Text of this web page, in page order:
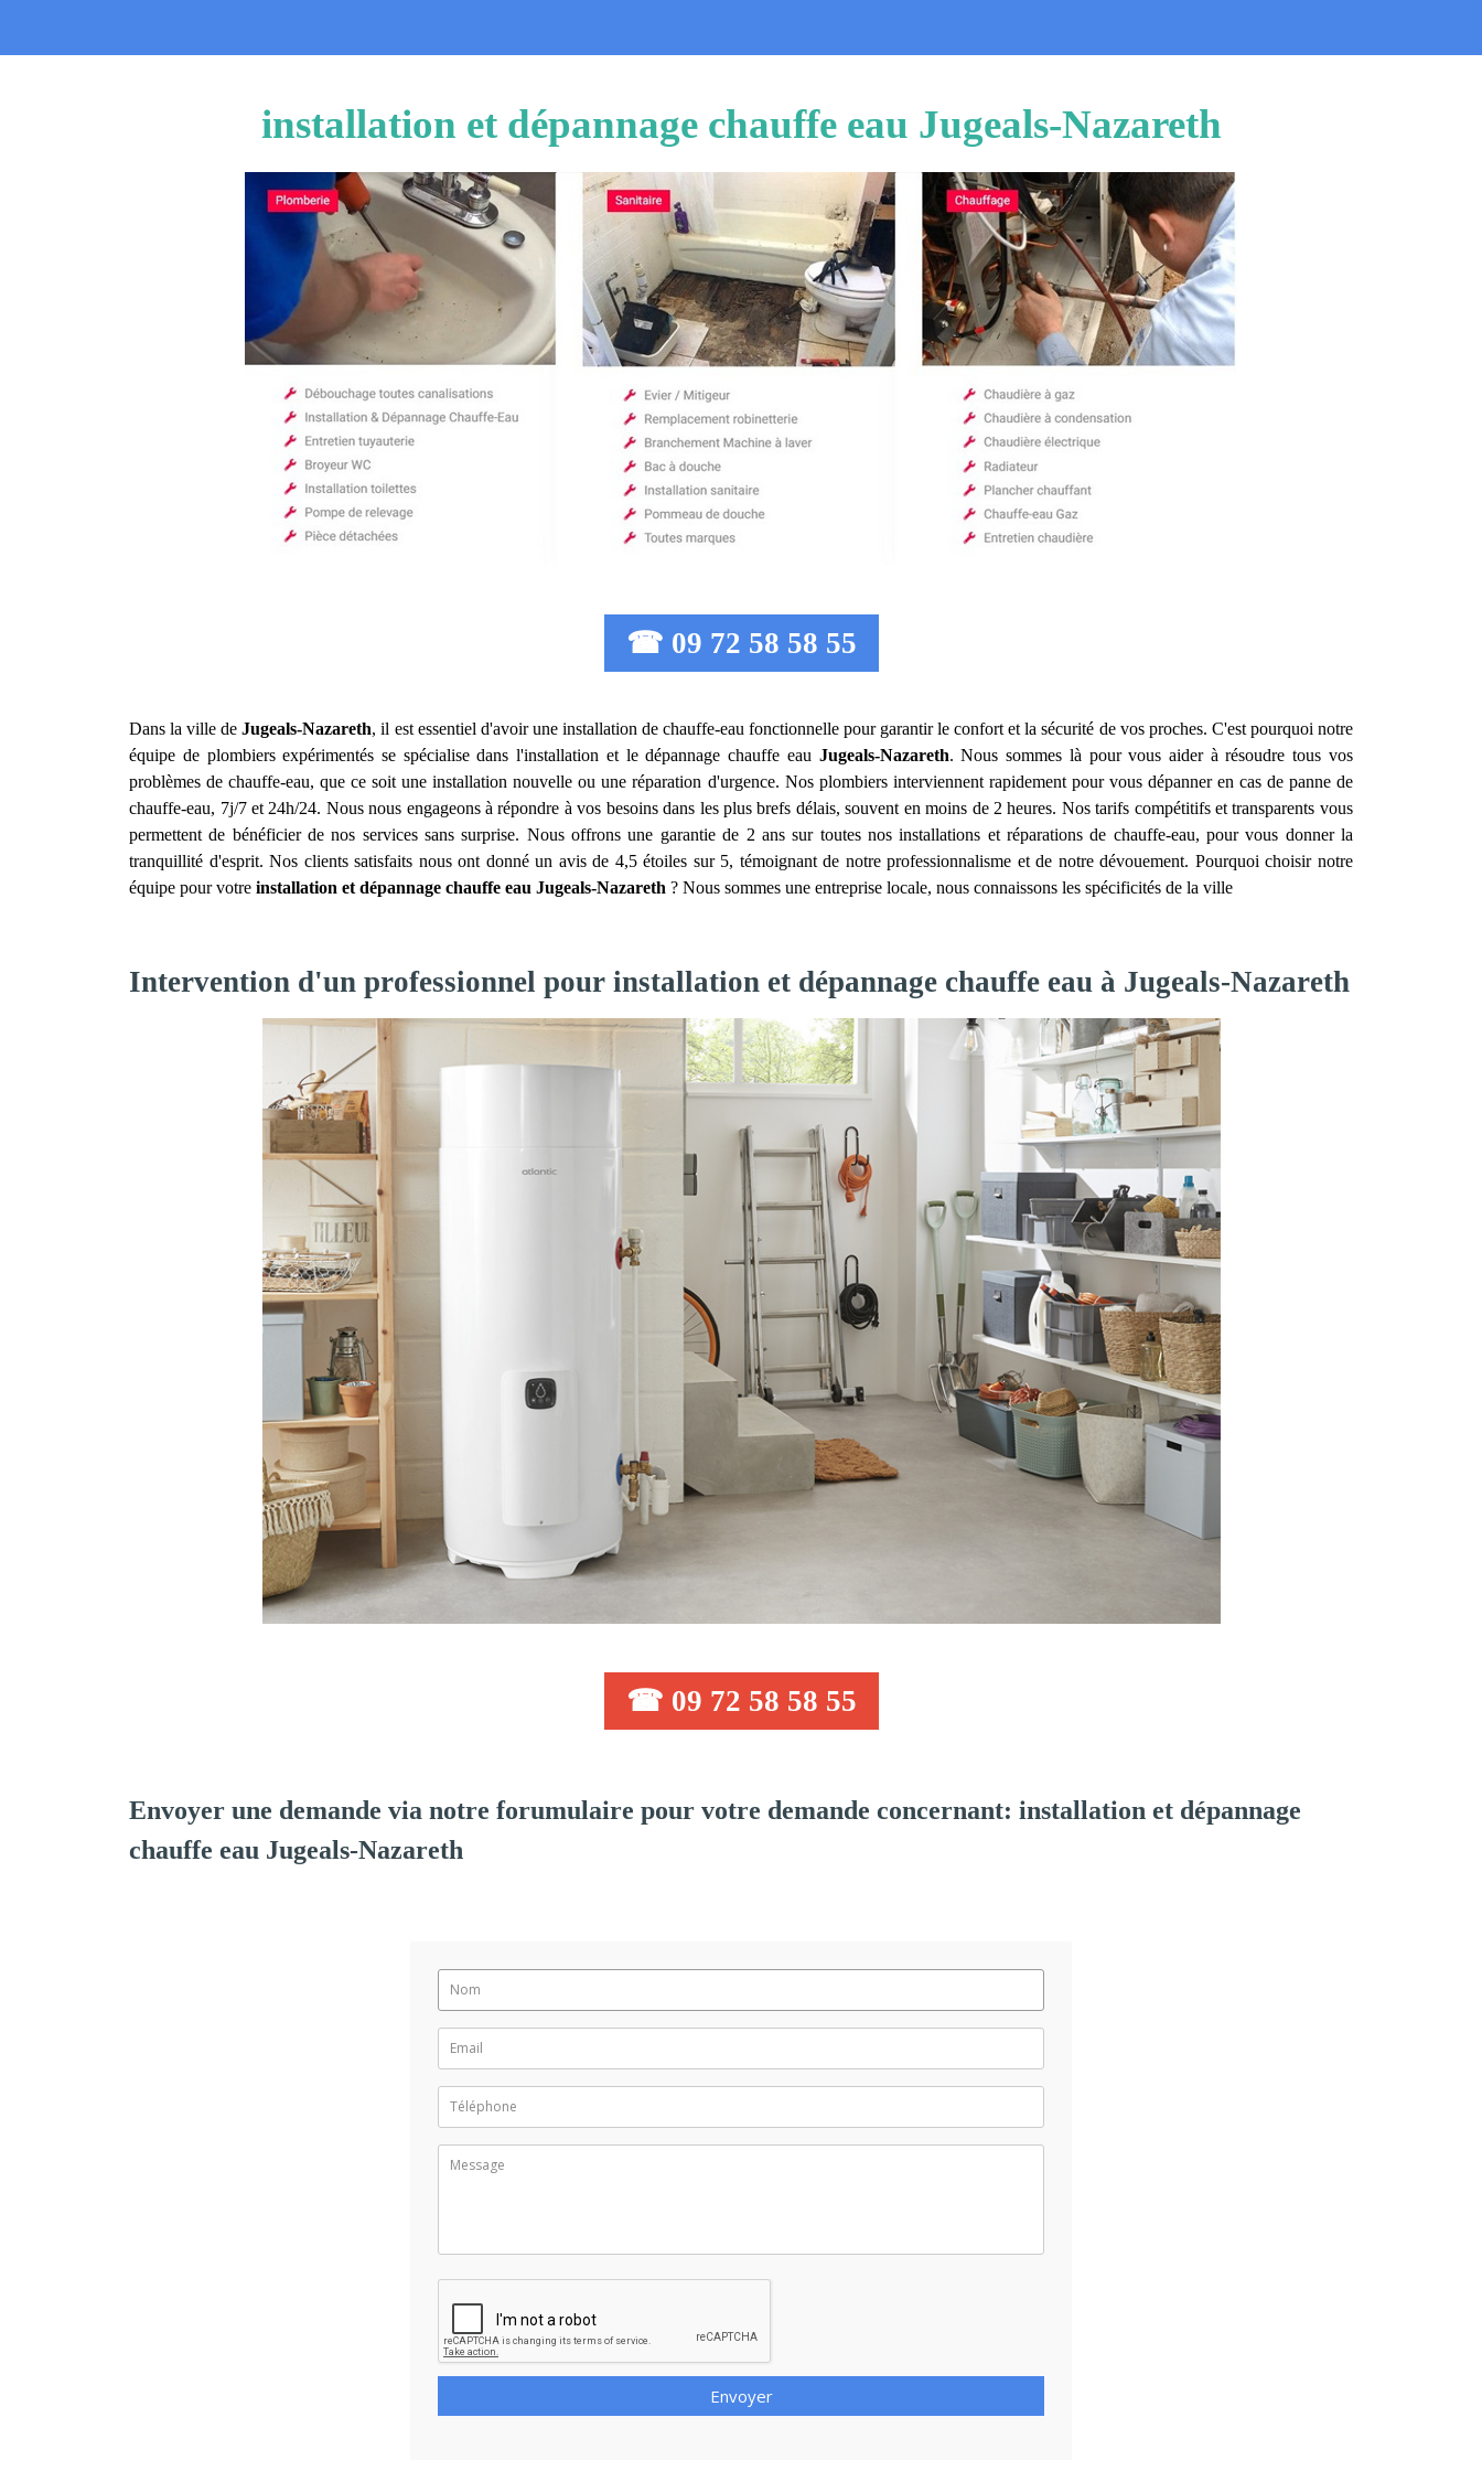
installation et dépannage chauffe eau Jugeals-Nazareth
☎ 09 72 58 58 55
Dans la ville deJugeals-Nazareth, il est essentiel d'avoir une installation de chauffe-eau fonctionnelle pour garantir le confort et la sécurité de vos proches. C'est pourquoi notre
équipe de plombiers expérimentés se spécialise dans l'installation et le dépannage chauffe eau Jugeals-Nazareth. Nous sommes là pour vous aider à résoudre tous vos
problèmes de chauffe-eau, que ce soit une installation nouvelle ou une réparation d'urgence. Nos plombiers interviennent rapidement pour vous dépanner en cas de panne de
chauffe-eau, 7j/7 et 24h/24. Nous nous engageons à répondre à vos besoins dans les plus brefs délais, souvent en moins de 2 heures. Nos tarifs compétitifs et transparents vous
permettent de bénéficier de nos services sans surprise. Nous offrons une garantie de 2 ans sur toutes nos installations et réparations de chauffe-eau, pour vous donner la
tranquillité d'esprit. Nos clients satisfaits nous ont donné un avis de 4,5 étoiles sur 5, témoignant de notre professionnalisme et de notre dévouement. Pourquoi choisir notre
équipe pour votreinstallation et dépannage chauffe eau Jugeals-Nazareth ? Nous sommes une entreprise locale, nous connaissons les spécificités de la ville
Intervention d'un professionnel pour installation et dépannage chauffe eau à Jugeals-Nazareth
☎ 09 72 58 58 55
Envoyer une demande via notre forumulaire pour votre demande concernant: installation et dépannage
chauffe eau Jugeals-Nazareth
Envoyer